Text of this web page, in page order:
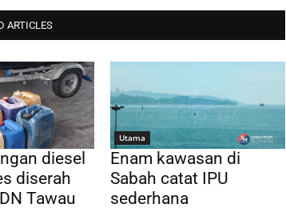
ARTICLES
diesel
diserah
Tawau
Utama
Enam kawasan di
Sabah catat IPU
sederhana